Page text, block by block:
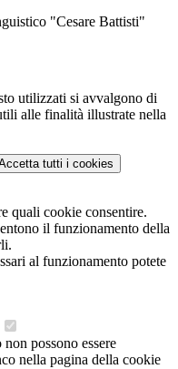
"Cesare Battisti"
utilizzati si avvalgono di
alle finalità illustrate nella
tutti i cookies
quali cookie consentire.
il funzionamento della
al funzionamento potete
possono essere
nella pagina della cookie